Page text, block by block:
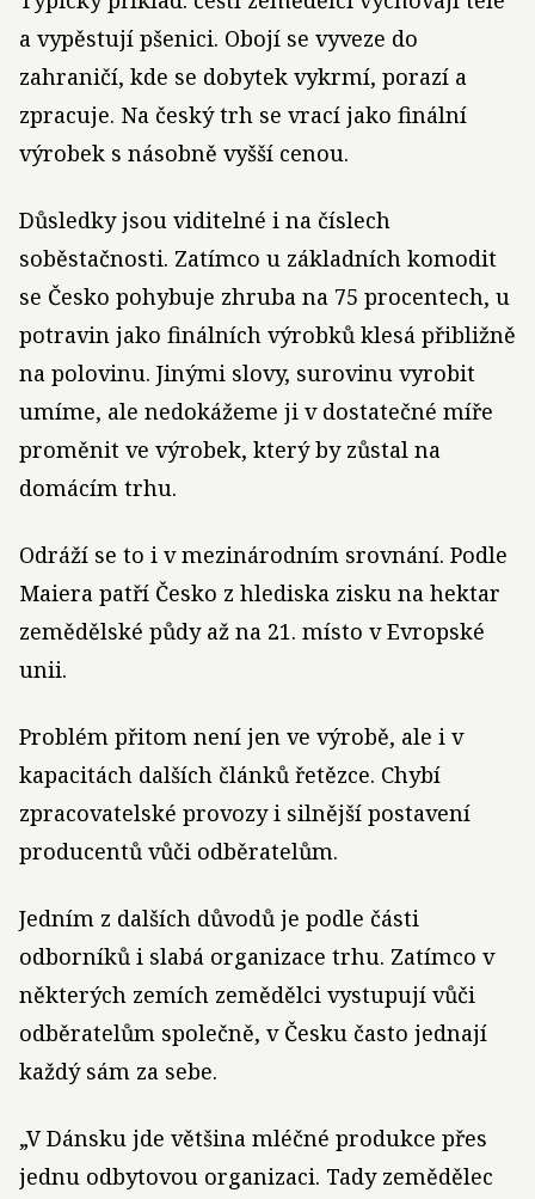
a vypěstují pšenici. Obojí se vyveze do
zahraničí, kde se dobytek vykrmí, porazí a
zpracuje. Na český trh se vrací jako finální
výrobek s násobně vyšší cenou.
Důsledky jsou viditelné i na číslech
soběstačnosti. Zatímco u základních komodit
se Česko pohybuje zhruba na 75 procentech, u
potravin jako finálních výrobků klesá přibližně
na polovinu. Jinými slovy, surovinu vyrobit
umíme, ale nedokážeme ji v dostatečné míře
proměnit ve výrobek, který by zůstal na
domácím trhu.
Odráží se to i v mezinárodním srovnání. Podle
Maiera patří Česko z hlediska zisku na hektar
zemědělské půdy až na 21. místo v Evropské
unii.
Problém přitom není jen ve výrobě, ale i v
kapacitách dalších článků řetězce. Chybí
zpracovatelské provozy i silnější postavení
producentů vůči odběratelům.
Jedním z dalších důvodů je podle části
odborníků i slabá organizace trhu. Zatímco v
některých zemích zemědělci vystupují vůči
odběratelům společně, v Česku často jednají
každý sám za sebe.
„V Dánsku jde většina mléčné produkce přes
jednu odbytovou organizaci. Tady zemědělec